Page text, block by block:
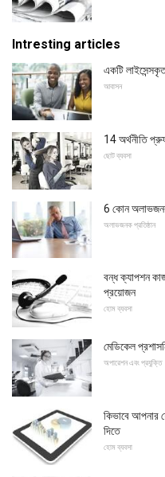
Intresting articles
একটি
আবাসন
14 অর্থনীতি
ছোট ব্যবসা
6 কোন
অলাভজনক প্রতিষ্ঠান
বন্ধ ক্যাপশন
প্রয়োজন
হোম ব্যবসা
মেডিকেল
অপারেশন এবং প্রযুক্তি
কিভাবে আপনার
দিতে
হোম ব্যবসা